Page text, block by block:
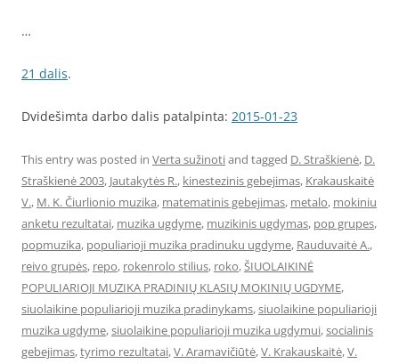
…
21 dalis.
Dvidešimta darbo dalis patalpinta: 2015-01-23
This entry was posted in Verta sužinotiand tagged D. Straškienė, D.
Straškienė 2003, Jautakytės R., kinestezinis gebejimas, Krakauskaitė
V., M. K. Čiurlionio muzika, matematinis gebejimas, metalo, mokiniu
anketu rezultatai, muzika ugdyme, muzikinis ugdymas, pop grupes,
popmuzika, populiarioji muzika pradinuku ugdyme, Rauduvaitė A.,
reivo grupės, repo, rokenrolo stilius, roko,ŠIUOLAIKINĖ
POPULIARIOJI MUZIKA PRADINIŲ KLASIŲ MOKINIŲ UGDYME,
siuolaikine populiarioji muzika pradinykams,siuolaikine populiarioji
muzika ugdyme,siuolaikine populiarioji muzika ugdymui,socialinis
gebejimas,tyrimo rezultatai,V. Aramavičiūtė,V. Krakauskaitė,V.